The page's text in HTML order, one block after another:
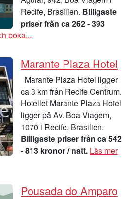
Recife, Brasilien. Billigaste
priser från ca 262 - 393
boka...
Marante Plaza Hotel
Marante Plaza Hotel ligger
ca 3 km från Recife Centrum.
Hotellet Marante Plaza Hotel
ligger på Av. Boa Viagem,
1070 i Recife, Brasilien.
Billigaste priser från ca 542
- 813 kronor / natt. Läs mer
Pousada do Amparo